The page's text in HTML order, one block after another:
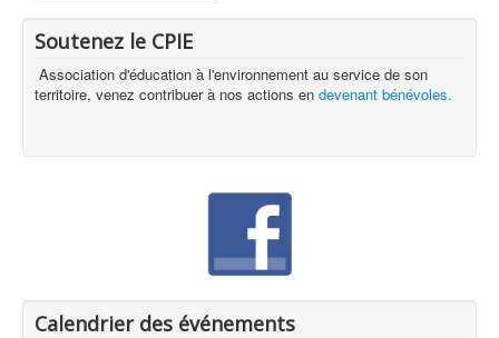
Soutenez le CPIE
Association d'éducation à l'environnement au service de son
territoire, venez contribuer à nos actions en devenant bénévoles.
Calendrier des événements